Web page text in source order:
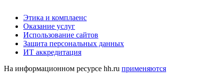
Этика и комплаенс
Оказание услуг
Использование сайтов
Защита персональных данных
ИТ аккредитация
На информационном ресурсе hh.ru применяются